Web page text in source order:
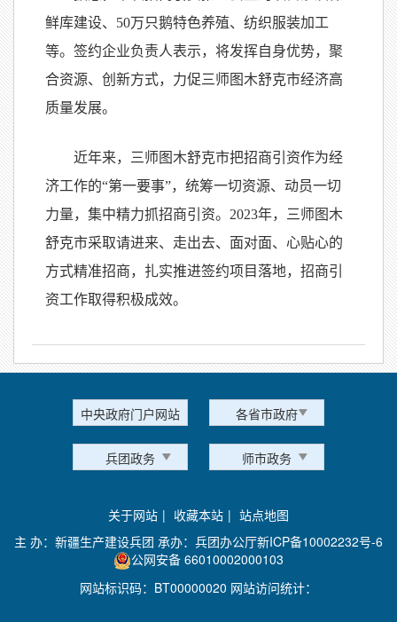
鲜库建设、50万只鹅特色养殖、纺织服装加工
等。签约企业负责人表示，将发挥自身优势，聚
合资源、创新方式，力促三师图木舒克市经济高
质量发展。
近年来，三师图木舒克市把招商引资作为经
济工作的“第一要事”，统筹一切资源、动员一切
力量，集中精力抓招商引资。2023年，三师图木
舒克市采取请进来、走出去、面对面、心贴心的
方式精准招商，扎实推进签约项目落地，招商引
资工作取得积极成效。
中央政府门户网站 各省市政府
兵团政务 师市政务
关于网站 | 收藏本站 | 站点地图
主 办：新疆生产建设兵团 承办：兵团办公厅新ICP备10002232号-6
公网安备 66010002000103
网站标识码：BT00000020 网站访问统计：